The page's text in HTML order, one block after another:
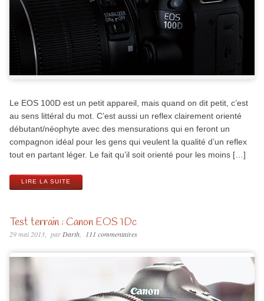
Le EOS 100D est un petit appareil, mais quand on dit petit, c’est
au sens littéral du mot. C’est aussi un reflex clairement orienté
débutant/néophyte avec des mensurations qui en feront un
compagnon idéal pour les gens qui veulent la qualité d’un reflex
tout en partant léger. Le fait qu’il soit orienté pour les moins […]
LIRE LA SUITE
Test terrain : Canon EOS 1Dc
29 mai 2013 parDarth 111 commentaires